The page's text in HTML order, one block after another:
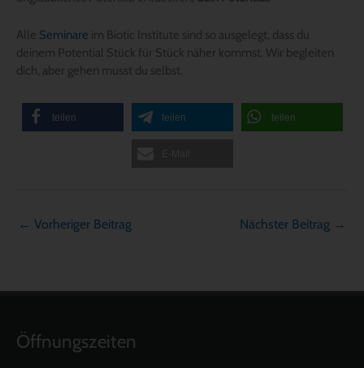
Alle Seminare im Biotic Institute sind so ausgelegt, dass du
deinem Potential Stück für Stück näher kommst. Wir begleiten
dich, aber gehen musst du selbst.
teilen teilen teilen
← Vorheriger Beitrag Nächster Beitrag →
Öffnungszeiten